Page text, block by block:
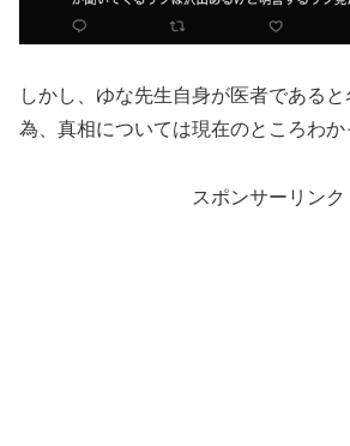
しかし、ゆな先生自身が医者である
為、真相については現在のところわか
スポンサーリンク